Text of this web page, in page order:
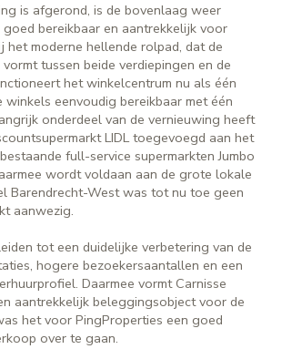
is afgerond, is de bovenlaag weer
bereikbaar en aantrekkelijk voor
het moderne hellende rolpad, dat de
tussen beide verdiepingen en de
het winkelcentrum nu als één
eenvoudig bereikbaar met één
onderdeel van de vernieuwing heeft
LIDL toegevoegd aan het
full-service supermarkten Jumbo
wordt voldaan aan de grote lokale
Barendrecht-West was tot nu toe geen
aanwezig.
tot een duidelijke verbetering van de
hogere bezoekersaantallen en een
Daarmee vormt Carnisse
aantrekkelijk beleggingsobject voor de
het voor PingProperties een goed
over te gaan.